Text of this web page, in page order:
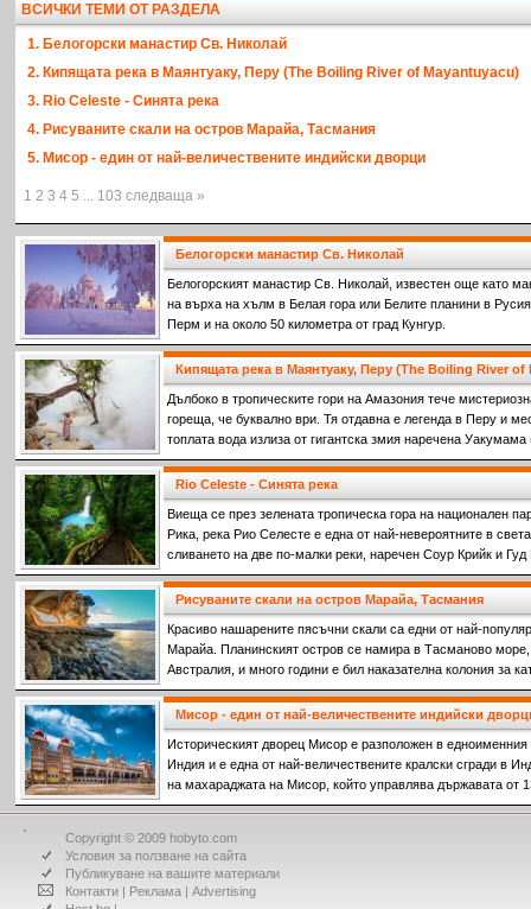
ВСИЧКИ ТЕМИ ОТ РАЗДЕЛА
1. Белогорски манастир Св. Николай
2. Кипящата река в Маянтуаку, Перу (The Boiling River of Mayantuyacu)
3. Rio Celeste - Синята река
4. Рисуваните скали на остров Марайа, Тасмания
5. Мисор - един от най-величествените индийски дворци
1 2 3 4 5 ... 103 следваща »
Белогорски манастир Св. Николай
Белогорският манастир Св. Николай, известен още като
на върха на хълм в Белая гора или Белите планини в
Перм и на около 50 километра от град Кунгур.
Кипящата река в Маянтуаку, Перу (The Boiling River of
Дълбоко в тропическите гори на Амазония тече
гореща, че буквално ври. Тя отдавна е легенда в Перу и
топлата вода излиза от гигантска змия наречена
водите.
Rio Celeste - Синята река
Виеща се през зелената тропическа гора на национален
Рика, река Рио Селесте е една от най-невероятните в
сливането на две по-малки реки, наречен Соур Крийк и
на двете напълно прозрачни реки се срещат, се образува
Рисуваните скали на остров Марайа, Тасмания
Красиво нашарените пясъчни скали са едни от най-
Марайа. Планинският остров се намира в Тасманово
Австралия, и много години е бил наказателна колония за
престъпления срещу френските колонизатори.
Мисор - един от най-величествените индийски
Историческият дворец Мисор е разположен в
Индия и е една от най-величествените кралски сгради в
на махараджата на Мисор, който управлява държавата от
Copyright © 2009 hobyto.com
Условия за ползване на сайта
Публикуване на вашите материали
Контакти | Реклама | Advertising